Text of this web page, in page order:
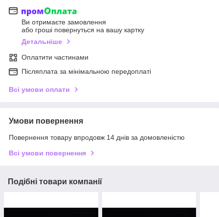
Ви отримаєте замовлення
або гроші повернуться на вашу картку
Детальніше
Оплатити частинами
Післяплата за мінімальною передоплаті
Всі умови оплати
Умови повернення
Повернення товару впродовж 14 днів за домовленістю
Всі умови повернення
Подібні товари компанії